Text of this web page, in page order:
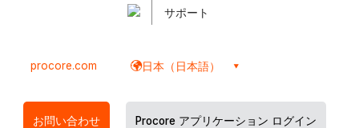
サポート
procore.com 日本（日本語）
お問い合わせ Procore アプリケーション ログイン